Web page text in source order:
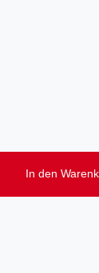
In den